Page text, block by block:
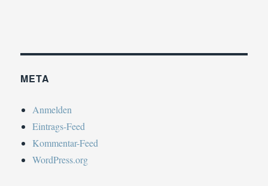
META
Anmelden
Eintrags-Feed
Kommentar-Feed
WordPress.org